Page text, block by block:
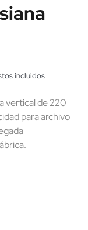
incluidos
vertical de 220
para archivo